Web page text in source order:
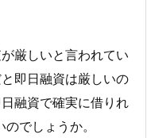
厳しいと言われてい
即日融資は厳しいの
融資で確実に借りれ
でしょうか。